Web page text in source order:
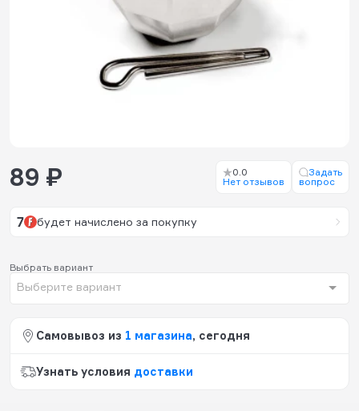
Выбрать вариант
Выберите вариант
89 ₽
0.0
Нет отзывов
Задать
вопрос
7 будет начислено за покупку
Самовывоз из 1 магазина, сегодня
Узнать условия доставки